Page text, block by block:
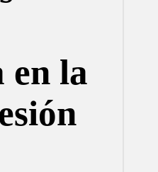
en la